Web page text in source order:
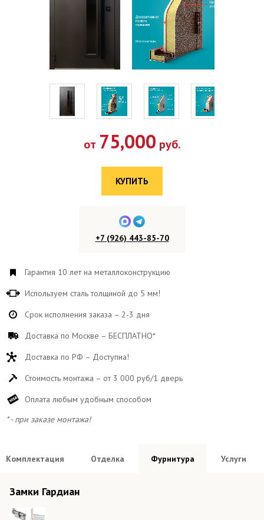
от 75,000 руб.
КУПИТЬ
+7 (926) 443-85-70
Гарантия 10 лет на металлоконструкцию
Используем сталь толщиной до 5 мм!
Срок исполнения заказа – 2-3 дня
Доставка по Москве – БЕСПЛАТНО*
Доставка по РФ – Доступна!
Стоимость монтажа – от 3 000 руб/1 дверь
Оплата любым удобным способом
* - при заказе монтажа!
Комплектация Отделка Фурнитура Услуги
Отдельно расчитываются следующие виды работ:
Демонтаж старой двери